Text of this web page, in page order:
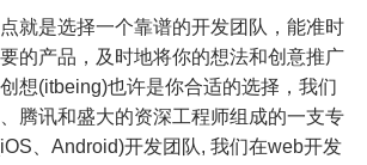
是选择一个靠谱的开发团队，能准时
的产品，及时地将你的想法和创意推广
想(itbeing)也许是你合适的选择，我们
腾讯和盛大的资深工程师组成的一支专
、Android)开发团队, 我们在web开发